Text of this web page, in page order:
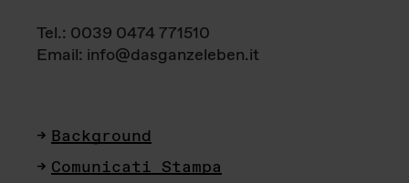
Tel.: 0039 0474 771510
Email: info@dasganzeleben.it
Background
Comunicati Stampa